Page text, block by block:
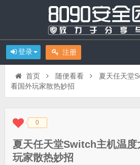
登录 注册
首页 随便看看
夏天任天堂
看国外玩家散热妙招
◆◆ 0
夏天任天堂Switch主机温度
玩家散热妙招